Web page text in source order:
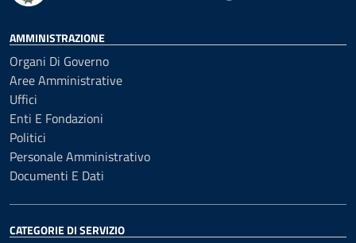
AMMINISTRAZIONE
Organi Di Governo
Aree Amministrative
Uffici
Enti E Fondazioni
Politici
Personale Amministrativo
Documenti E Dati
CATEGORIE DI SERVIZIO